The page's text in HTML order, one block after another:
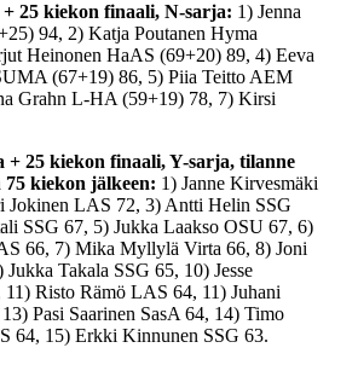
25 kiekon finaali, N-sarja: 1) Jenna
94, 2) Katja Poutanen Hyma
Heinonen HaAS (69+20) 89, 4) Eeva
(67+19) 86, 5) Piia Teitto AEM
Grahn L-HA (59+19) 78, 7) Kirsi
+ 25 kiekon finaali, Y-sarja, tilanne
kiekon jälkeen: 1) Janne Kirvesmäki
LAS 72, 3) Antti Helin SSG
SSG 67, 5) Jukka Laakso OSU 67, 6)
66, 7) Mika Myllylä Virta 66, 8) Joni
Takala SSG 65, 10) Jesse
Risto Rämö LAS 64, 11) Juhani
Pasi Saarinen SasA 64, 14) Timo
64, 15) Erkki Kinnunen SSG 63.